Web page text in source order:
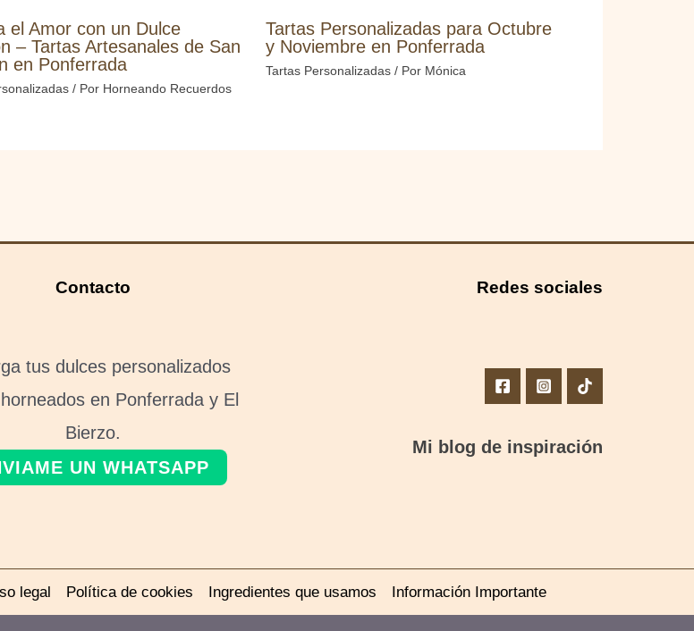
el Amor con un Dulce
– Tartas Artesanales de San
en Ponferrada
/ Por Horneando Recuerdos
Tartas Personalizadas para Octubre
y Noviembre en Ponferrada
Tartas Personalizadas/ Por Mónica
Contacto
tus dulces personalizados
en Ponferrada y El
Bierzo.
UN WHATSAPP
Redes sociales
Mi blog de inspiración
legal Política de cookies Ingredientes que usamos Información Importante